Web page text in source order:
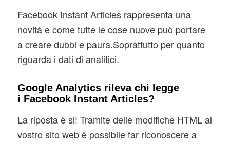
Facebook Instant Articles rappresenta una
novità e come tutte le cose nuove può portare
a creare dubbi e paura.Soprattutto per quanto
riguarda i dati di analitici.
Google Analytics rileva chi legge
i Facebook Instant Articles?
La riposta è si! Tramite delle modifiche HTML al
vostro sito web è possibile far riconoscere a